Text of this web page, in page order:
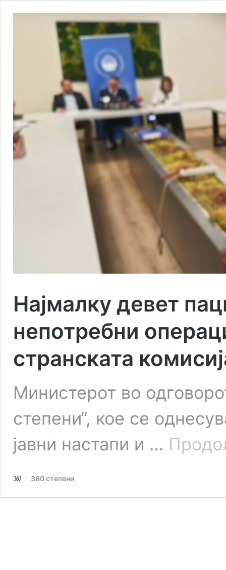
Најмалку девет
непотребни
странската
Министерот во
степени“, кое се
јавни настапи и …
360 степени